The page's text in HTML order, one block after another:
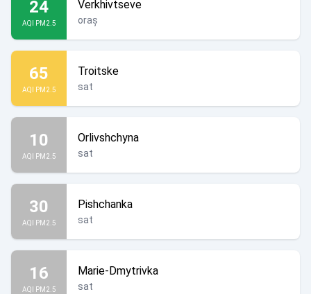
24
AQI PM2.5
Verkhivtseve
oraș
65
AQI PM2.5
Troitske
sat
10
AQI PM2.5
Orlivshchyna
sat
30
AQI PM2.5
Pishchanka
sat
16
AQI PM2.5
Marie-Dmytrivka
sat